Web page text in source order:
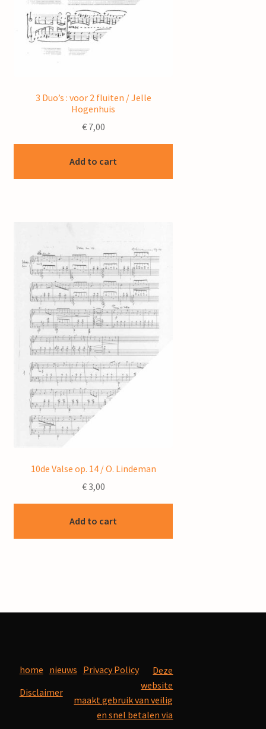
3 Duo’s : voor 2 fluiten / Jelle
Hogenhuis
€7,00
Add to cart
10de Valse op. 14 / O. Lindeman
€3,00
Add to cart
home nieuws Privacy Policy
Disclaimer
Deze
website
maakt gebruik van veilig
en snel betalen via